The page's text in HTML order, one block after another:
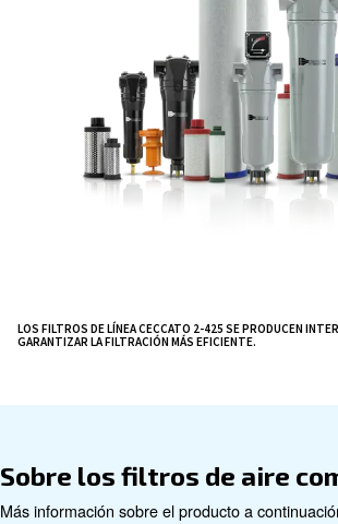
Los cilindros de acero inoxidable
resistencia a la corrosión y
que garantiza un rendimiento
de parada y bloqueo mejoran la
un apriete excesivo. La inclusión
montaje en pared y un nuevo
que el montaje de estos filtros en